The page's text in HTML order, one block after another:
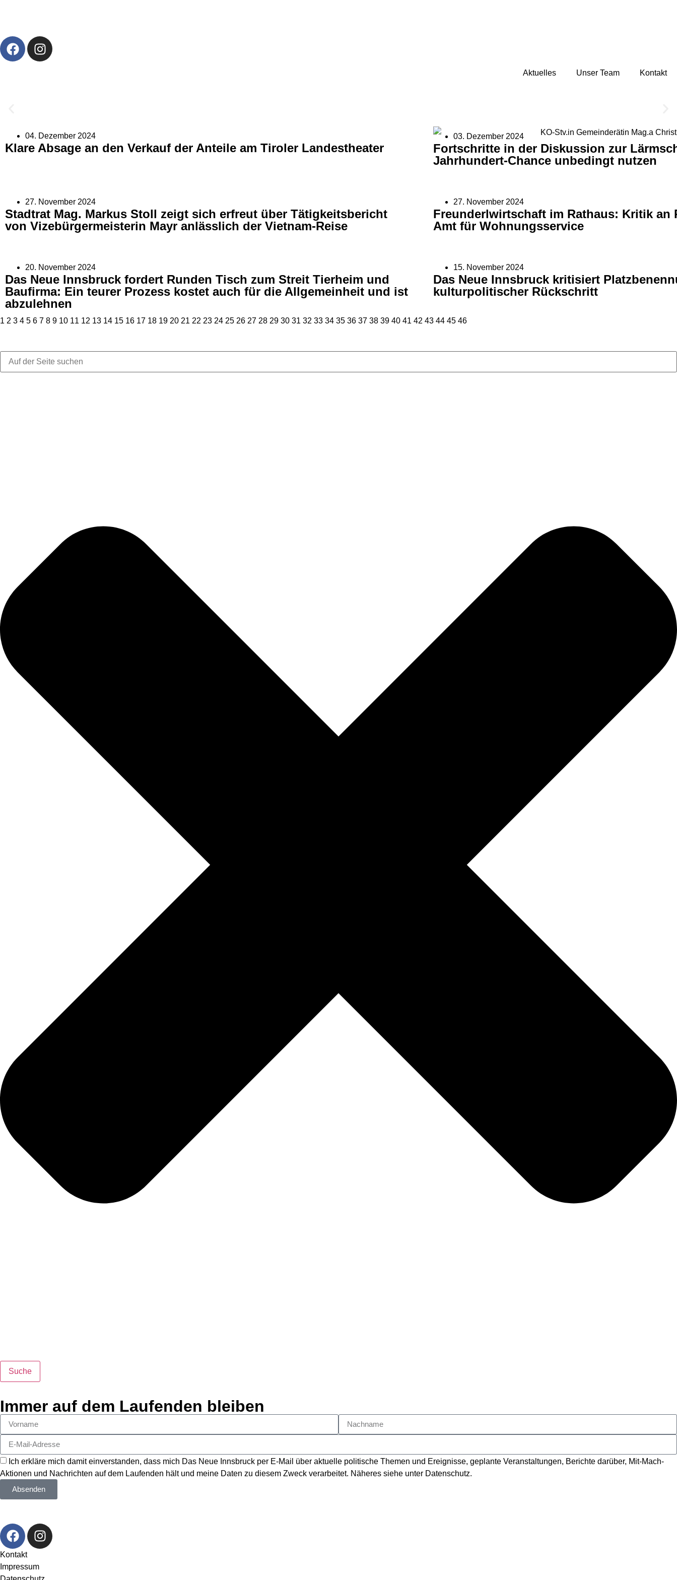
Aktuelles Unser Team Kontakt
04. Dezember 2024
Klare Absage an den Verkauf der Anteile am Tiroler Landestheater
03. Dezember 2024
Fortschritte in der Diskussion zur
Jahrhundert-Chance unbedingt nutzen
27. November 2024
Stadtrat Mag. Markus Stoll zeigt sich erfreut über Tätigkeitsbericht
von Vizebürgermeisterin Mayr anlässlich der Vietnam-Reise
27. November 2024
Freunderlwirtschaft im Rathaus: Kritik an
Amt für Wohnungsservice
20. November 2024
Das Neue Innsbruck fordert Runden Tisch zum Streit Tierheim und
Baufirma: Ein teurer Prozess kostet auch für die Allgemeinheit und ist
abzulehnen
15. November 2024
Das Neue Innsbruck kritisiert
kulturpolitischer Rückschritt
1 2 3 4 5 6 7 8 9 10 11 12 13 14 15 16 17 18 19 20 21 22 23 24 25 26 27 28 29 30 31 32 33 34 35 36 37 38 39 40 41 42 43 44 45 46
Suche
Immer auf dem Laufenden bleiben
Ich erkläre mich damit einverstanden, dass mich Das Neue Innsbruck per E-Mail über aktuelle politische Themen und Ereignisse, geplante Veranstaltungen, Berichte darüber, Mit-Mach-
Aktionen und Nachrichten auf dem Laufenden hält und meine Daten zu diesem Zweck verarbeitet. Näheres siehe unter Datenschutz.
Absenden
Kontakt
Impressum